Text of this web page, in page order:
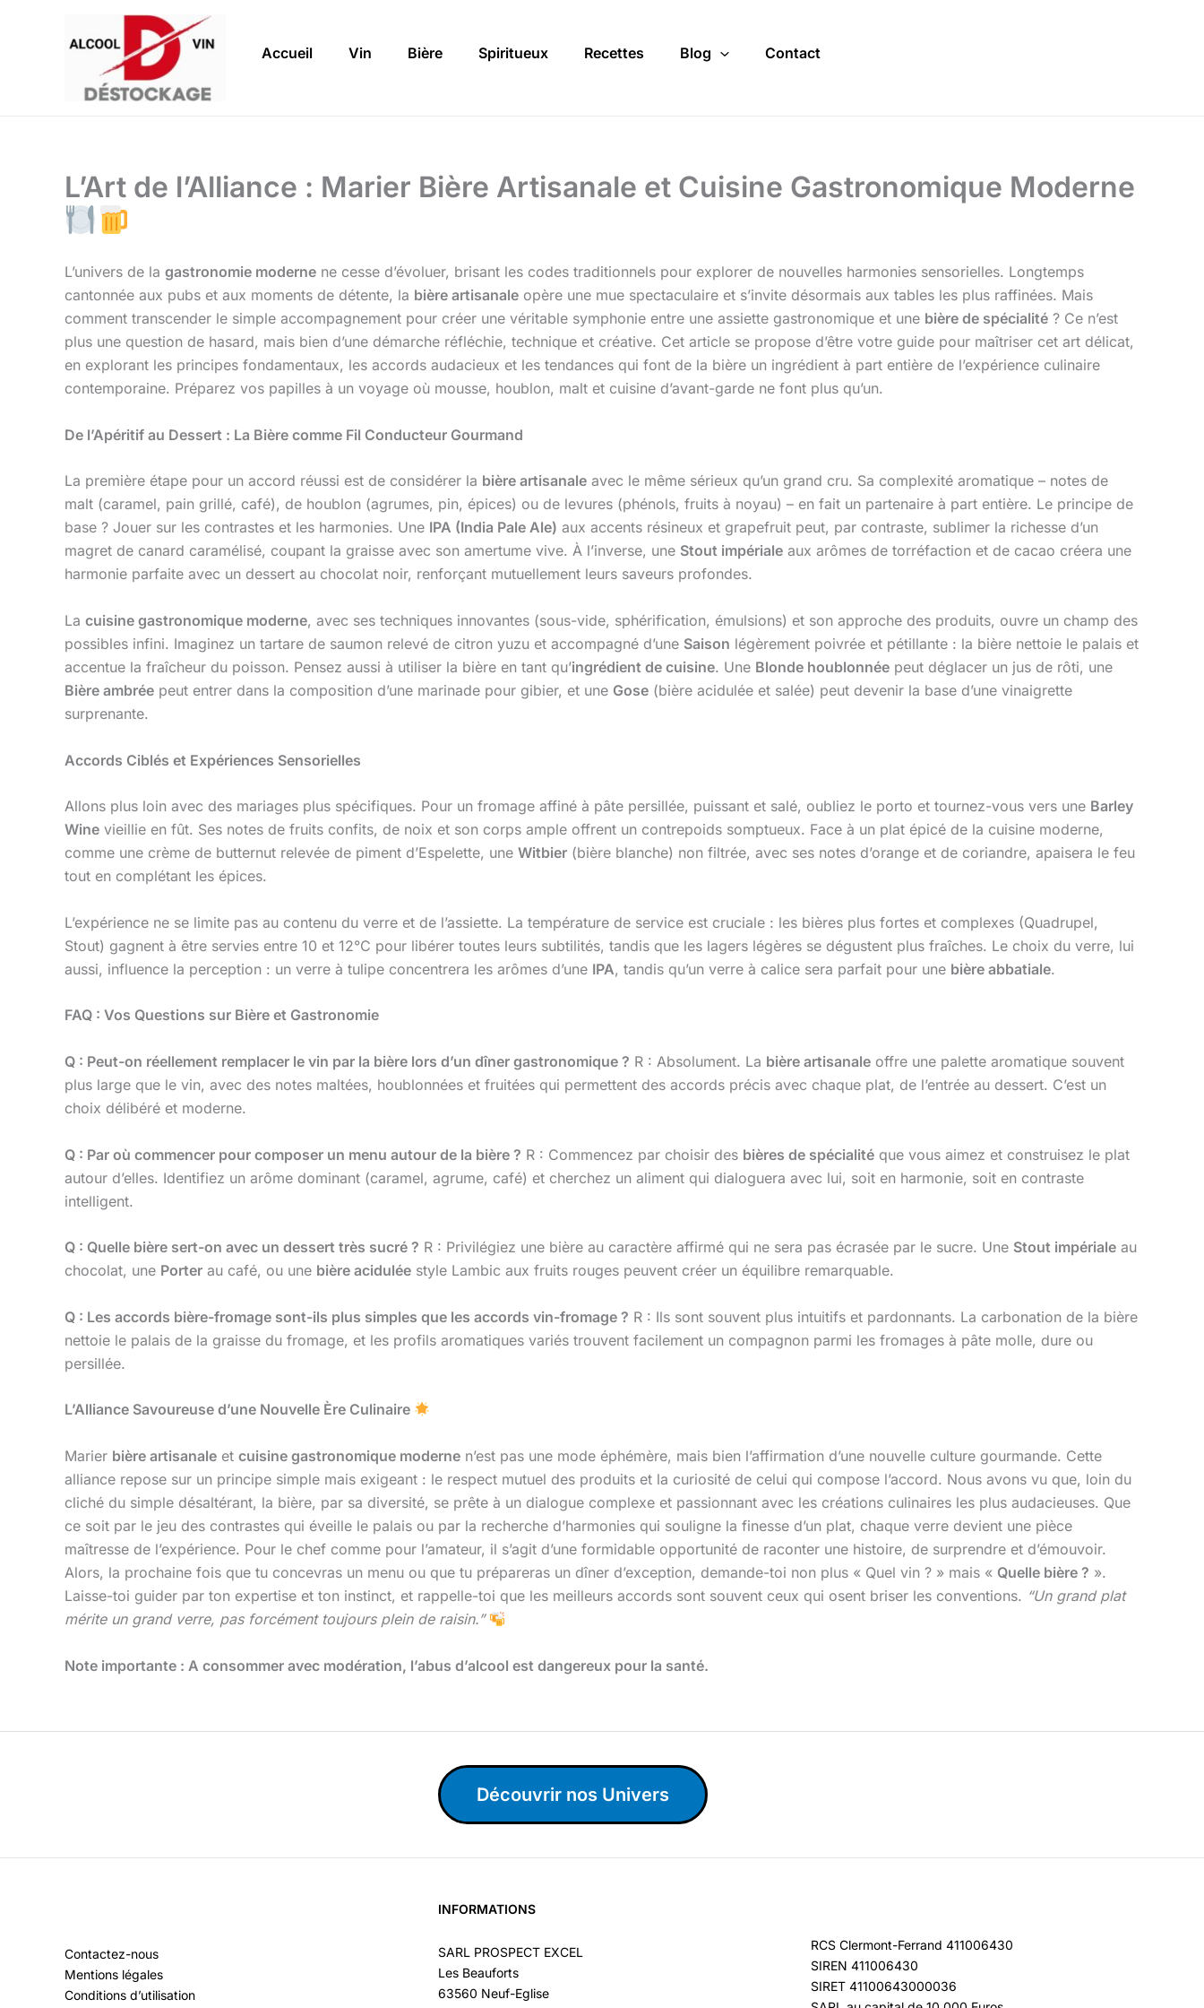
Accueil Vin Bière Spiritueux Recettes Blog Contact
L’Art de l’Alliance : Marier Bière Artisanale et Cuisine Gastronomique Moderne
L’univers de la gastronomie moderne ne cesse d’évoluer, brisant les codes traditionnels pour explorer de nouvelles harmonies sensorielles. Longtemps
cantonnée aux pubs et aux moments de détente, la bière artisanale opère une mue spectaculaire et s’invite désormais aux tables les plus raffinées. Mais
comment transcender le simple accompagnement pour créer une véritable symphonie entre une assiette gastronomique et une bière de spécialité ? Ce n’est
plus une question de hasard, mais bien d’une démarche réfléchie, technique et créative. Cet article se propose d’être votre guide pour maîtriser cet art délicat,
en explorant les principes fondamentaux, les accords audacieux et les tendances qui font de la bière un ingrédient à part entière de l’expérience culinaire
contemporaine. Préparez vos papilles à un voyage où mousse, houblon, malt et cuisine d’avant-garde ne font plus qu’un.
De l’Apéritif au Dessert : La Bière comme Fil Conducteur Gourmand
La première étape pour un accord réussi est de considérer la bière artisanale avec le même sérieux qu’un grand cru. Sa complexité aromatique – notes de
malt (caramel, pain grillé, café), de houblon (agrumes, pin, épices) ou de levures (phénols, fruits à noyau) – en fait un partenaire à part entière. Le principe de
base ? Jouer sur les contrastes et les harmonies. Une IPA (India Pale Ale) aux accents résineux et grapefruit peut, par contraste, sublimer la richesse d’un
magret de canard caramélisé, coupant la graisse avec son amertume vive. À l’inverse, une Stout impériale aux arômes de torréfaction et de cacao créera une
harmonie parfaite avec un dessert au chocolat noir, renforçant mutuellement leurs saveurs profondes.
La cuisine gastronomique moderne, avec ses techniques innovantes (sous-vide, sphérification, émulsions) et son approche des produits, ouvre un champ des
possibles infini. Imaginez un tartare de saumon relevé de citron yuzu et accompagné d’une Saison légèrement poivrée et pétillante : la bière nettoie le palais et
accentue la fraîcheur du poisson. Pensez aussi à utiliser la bière en tant qu’ingrédient de cuisine. Une Blonde houblonnée peut déglacer un jus de rôti, une
Bière ambrée peut entrer dans la composition d’une marinade pour gibier, et une Gose (bière acidulée et salée) peut devenir la base d’une vinaigrette
surprenante.
Accords Ciblés et Expériences Sensorielles
Allons plus loin avec des mariages plus spécifiques. Pour un fromage affiné à pâte persillée, puissant et salé, oubliez le porto et tournez-vous vers une Barley
Wine vieillie en fût. Ses notes de fruits confits, de noix et son corps ample offrent un contrepoids somptueux. Face à un plat épicé de la cuisine moderne,
comme une crème de butternut relevée de piment d’Espelette, une Witbier (bière blanche) non filtrée, avec ses notes d’orange et de coriandre, apaisera le feu
tout en complétant les épices.
L’expérience ne se limite pas au contenu du verre et de l’assiette. La température de service est cruciale : les bières plus fortes et complexes (Quadrupel,
Stout) gagnent à être servies entre 10 et 12°C pour libérer toutes leurs subtilités, tandis que les lagers légères se dégustent plus fraîches. Le choix du verre, lui
aussi, influence la perception : un verre à tulipe concentrera les arômes d’une IPA, tandis qu’un verre à calice sera parfait pour une bière abbatiale.
FAQ : Vos Questions sur Bière et Gastronomie
Q : Peut-on réellement remplacer le vin par la bière lors d’un dîner gastronomique ? R : Absolument. La bière artisanale offre une palette aromatique souvent
plus large que le vin, avec des notes maltées, houblonnées et fruitées qui permettent des accords précis avec chaque plat, de l’entrée au dessert. C’est un
choix délibéré et moderne.
Q : Par où commencer pour composer un menu autour de la bière ? R : Commencez par choisir des bières de spécialité que vous aimez et construisez le plat
autour d’elles. Identifiez un arôme dominant (caramel, agrume, café) et cherchez un aliment qui dialoguera avec lui, soit en harmonie, soit en contraste
intelligent.
Q : Quelle bière sert-on avec un dessert très sucré ? R : Privilégiez une bière au caractère affirmé qui ne sera pas écrasée par le sucre. Une Stout impériale au
chocolat, une Porter au café, ou une bière acidulée style Lambic aux fruits rouges peuvent créer un équilibre remarquable.
Q : Les accords bière-fromage sont-ils plus simples que les accords vin-fromage ? R : Ils sont souvent plus intuitifs et pardonnants. La carbonation de la bière
nettoie le palais de la graisse du fromage, et les profils aromatiques variés trouvent facilement un compagnon parmi les fromages à pâte molle, dure ou
persillée.
L’Alliance Savoureuse d’une Nouvelle Ère Culinaire
Marier bière artisanale et cuisine gastronomique moderne n’est pas une mode éphémère, mais bien l’affirmation d’une nouvelle culture gourmande. Cette
alliance repose sur un principe simple mais exigeant : le respect mutuel des produits et la curiosité de celui qui compose l’accord. Nous avons vu que, loin du
cliché du simple désaltérant, la bière, par sa diversité, se prête à un dialogue complexe et passionnant avec les créations culinaires les plus audacieuses. Que
ce soit par le jeu des contrastes qui éveille le palais ou par la recherche d’harmonies qui souligne la finesse d’un plat, chaque verre devient une pièce
maîtresse de l’expérience. Pour le chef comme pour l’amateur, il s’agit d’une formidable opportunité de raconter une histoire, de surprendre et d’émouvoir.
Alors, la prochaine fois que tu concevras un menu ou que tu prépareras un dîner d’exception, demande-toi non plus « Quel vin ? » mais « Quelle bière ? ».
Laisse-toi guider par ton expertise et ton instinct, et rappelle-toi que les meilleurs accords sont souvent ceux qui osent briser les conventions. “Un grand plat
mérite un grand verre, pas forcément toujours plein de raisin.”
Note importante : A consommer avec modération, l’abus d’alcool est dangereux pour la santé.
Découvrir nos Univers
Contactez-nous
Mentions légales
Conditions d’utilisation
INFORMATIONS
SARL PROSPECT EXCEL
Les Beauforts
63560 Neuf-Eglise
RCS Clermont-Ferrand 411006430
SIREN 411006430
SIRET 41100643000036